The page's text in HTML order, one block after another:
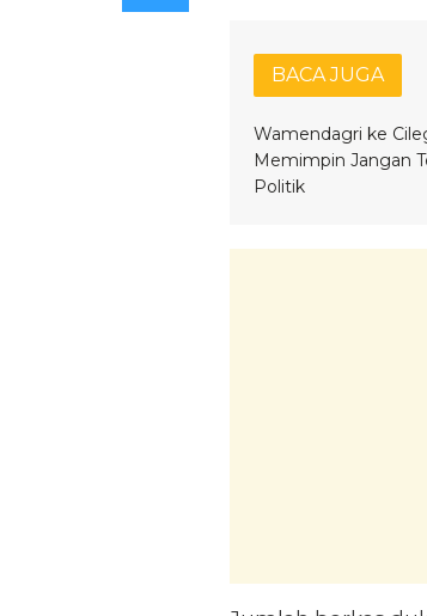
BACA JUGA
Wamendagri ke
Memimpin Jangan
Politik